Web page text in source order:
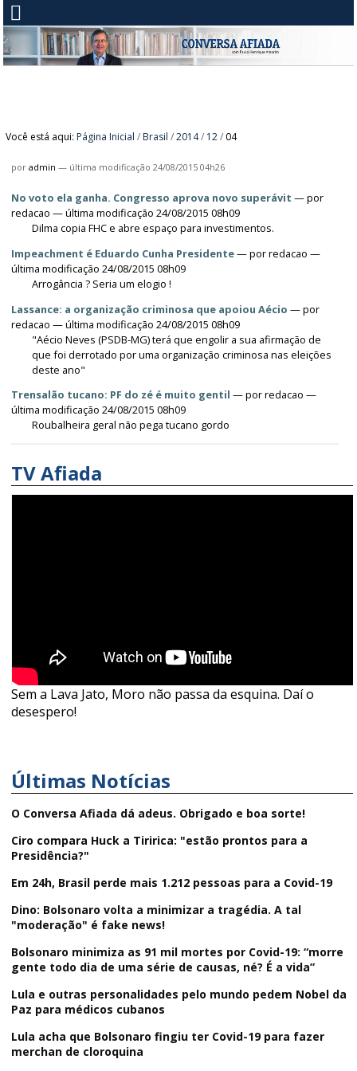
Você está aqui: Página Inicial / Brasil /2014/ 12 / 04
poradmin — última modificação 24/08/2015 04h26
No voto ela ganha. Congresso aprova novo superávit —por
redacao — última modificação 24/08/2015 08h09
Dilma copia FHC e abre espaço para investimentos.
Impeachment é Eduardo Cunha Presidente—porredacao —
última modificação 24/08/2015 08h09
Arrogância ? Seria um elogio !
Lassance: a organização criminosa que apoiou Aécio—por
redacao — última modificação 24/08/2015 08h09
"Aécio Neves (PSDB-MG) terá que engolir a sua afirmação de
que foi derrotado por uma organização criminosa nas eleições
deste ano"
Trensalão tucano: PF do zé é muito gentil —porredacao —
última modificação 24/08/2015 08h09
Roubalheira geral não pega tucano gordo
TV Afiada
Sem a Lava Jato, Moro não passa da esquina. Daí o
desespero!
Últimas Notícias
O Conversa Afiada dá adeus. Obrigado e boa sorte!
Ciro compara Huck a Tiririca: "estão prontos para a
Presidência?"
Em 24h, Brasil perde mais 1.212 pessoas para a Covid-19
Dino: Bolsonaro volta a minimizar a tragédia. A tal
"moderação" é fake news!
Bolsonaro minimiza as 91 mil mortes por Covid-19: “morre
gente todo dia de uma série de causas, né? É a vida”
Lula e outras personalidades pelo mundo pedem Nobel da
Paz para médicos cubanos
Lula acha que Bolsonaro fingiu ter Covid-19 para fazer
merchan de cloroquina